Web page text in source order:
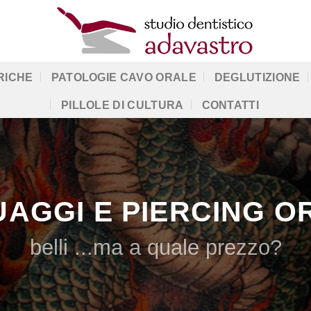
PATOLOGIE CAVO ORALE DEGLUTIZIONE
PILLOLE DI CULTURA CONTATTI
E PIERCING
belli ...ma a quale prezzo?